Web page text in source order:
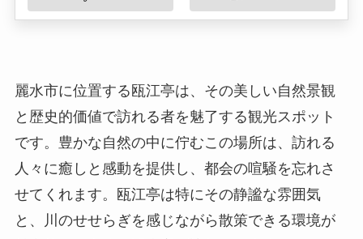
です。豊かな自然の中に佇むこの場所は、訪れる
と、川のせせらぎを感じながら散策できる環境が
魅力的で、多くの観光客が訪れています。
所在地